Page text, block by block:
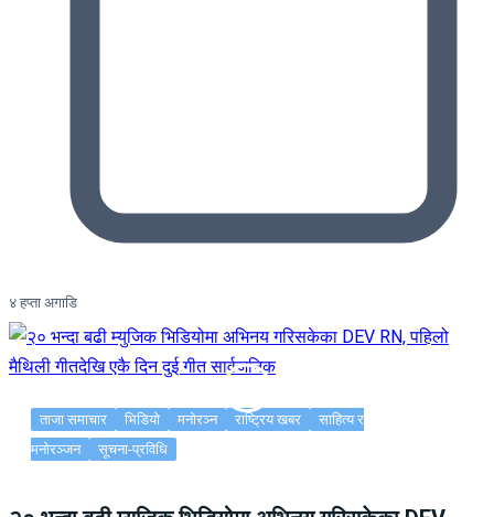
४ हप्ता अगाडि
ताजा समाचार भिडियो मनोरञ्न राष्ट्रिय खबर
साहित्य र
मनोरञ्जन
सूचना-प्रविधि